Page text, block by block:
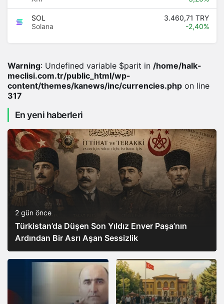
SOL
Solana
3.460,71 TRY
-2,40%
Warning: Undefined variable $parit in /home/halk-
meclisi.com.tr/public_html/wp-
content/themes/kanews/inc/currencies.php on line
317
En yeni haberleri
2 gün önce
Türkistan’da Düşen Son Yıldız Enver Paşa’nın
Ardından Bir Asrı Aşan Sessizlik